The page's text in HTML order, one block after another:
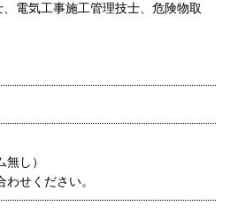
電気工事施工管理技士、危険物取
し）
せください。